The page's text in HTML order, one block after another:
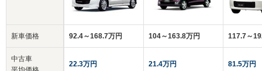
新車価格
中古車
92.4～168.7万円
22.3万円
104～163.8万円
21.4万円
117.7～
81.5万円